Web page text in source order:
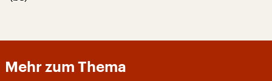
Mehr zum Thema